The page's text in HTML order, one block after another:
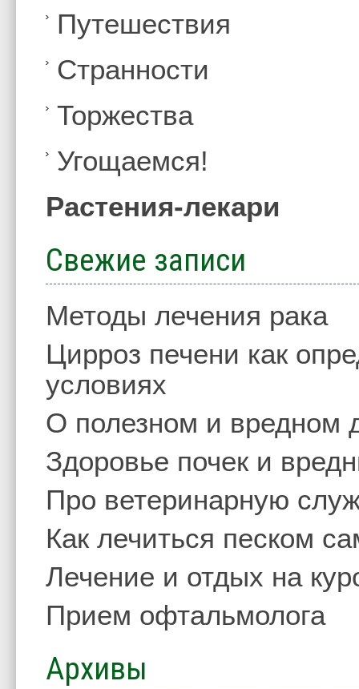
Путешествия
Странности
Торжества
Угощаемся!
Растения-лекари
Свежие записи
Методы лечения рака
Цирроз печени как
условиях
О полезном и вредном
Здоровье почек и
Про ветеринарную
Как лечиться песком
Лечение и отдых на
Прием офтальмолога
Архивы